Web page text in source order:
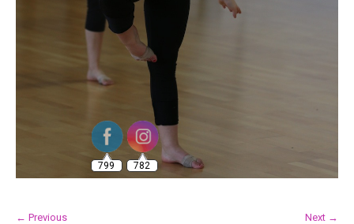
← Previous Next →
799 782